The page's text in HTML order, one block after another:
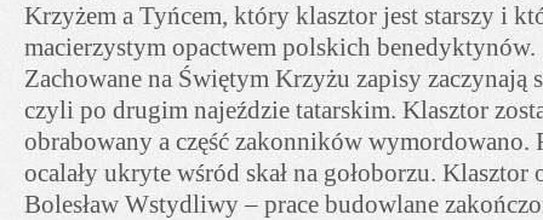
Krzyżem a Tyńcem, który klasztor jest starszy i
macierzystym opactwem polskich benedyktynów.
Zachowane na Świętym Krzyżu zapisy zaczynają
czyli po drugim najeździe tatarskim. Klasztor
obrabowany a część zakonników wymordowano.
ocalały ukryte wśród skał na gołoborzu. Klasztor
Bolesław Wstydliwy – prace budowlane